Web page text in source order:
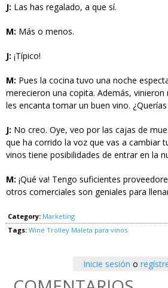
J: Las has regalado, a que sí.
M: Más o menos.
J: ¡Típico!
M: Pues la cocina tuvo una noche
merecieron una copita. Además,
les encanta tomar un buen vino.
J: No creo. Oye, veo por las cajas de
que ha corrido la voz que vas a cambiar
vinos tiene posibilidades de entrar en la
M: ¡Qué va! Tengo suficientes
otros comerciales son geniales para
Category: Marketing
Tags: Wine Trolley Maleta para vinos
Inicie sesión o